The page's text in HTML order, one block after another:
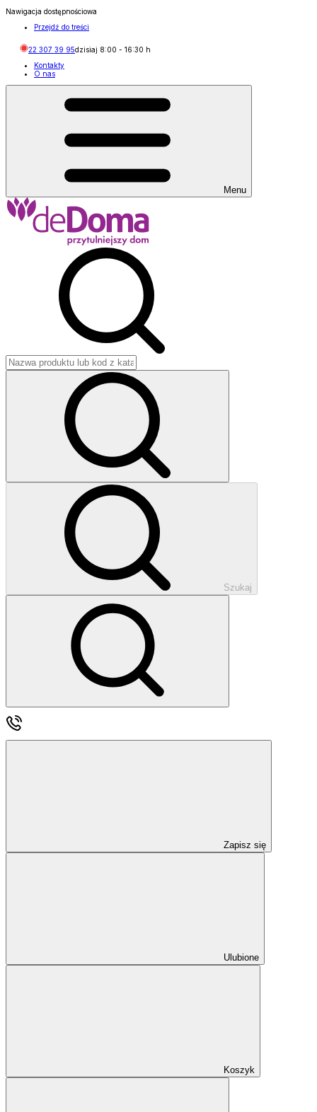
Nawigacja dostępnościowa
Przejdź do treści
22 307 39 95dzisiaj 8:00 - 16:30 h
Kontakty
O nas
Menu
Szukaj
Zapisz się
Ulubione
Koszyk